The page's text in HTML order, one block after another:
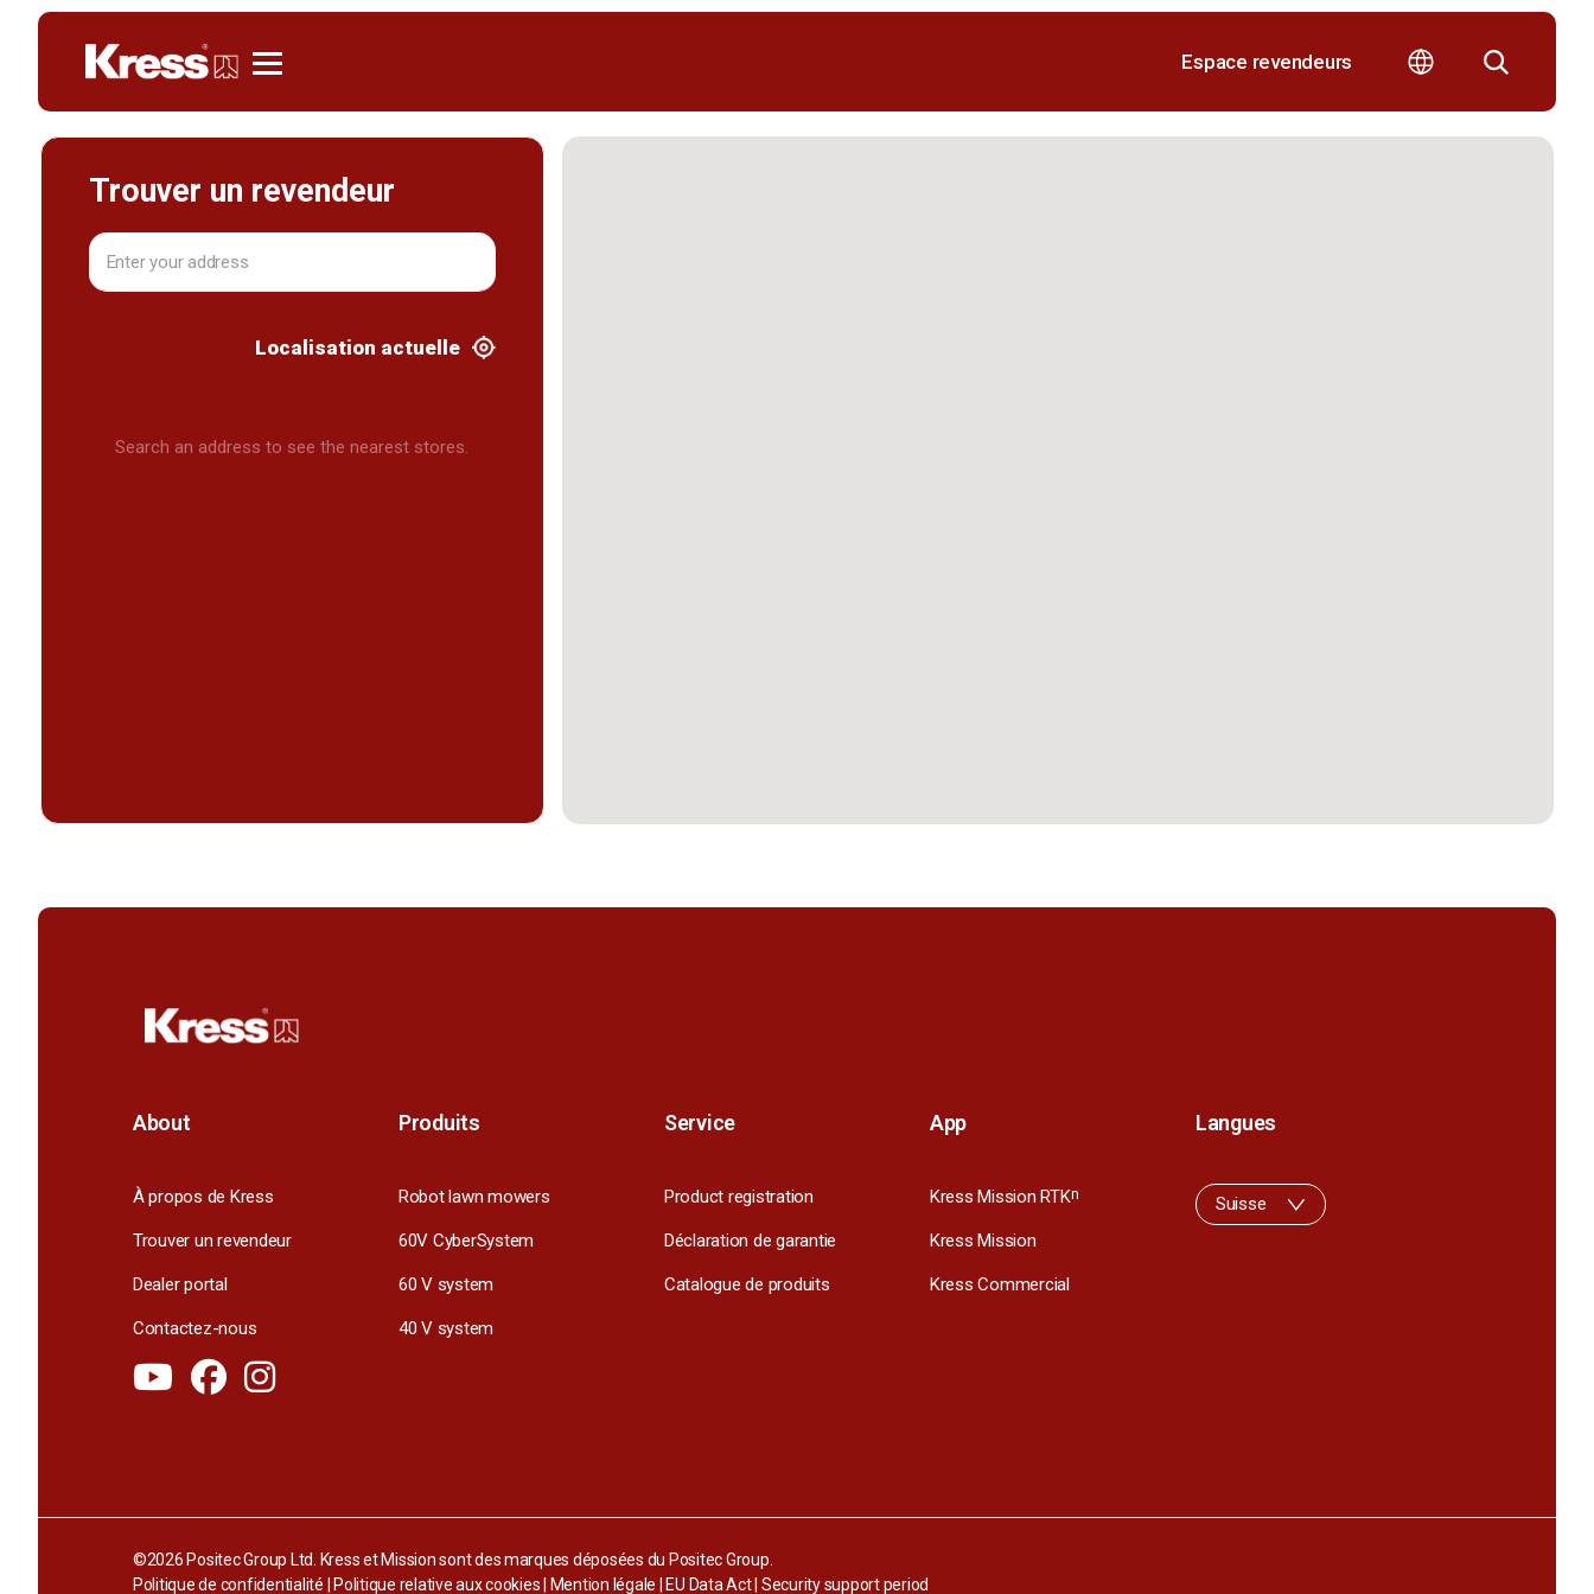
Espace revendeurs
Trouver un revendeur
Localisation actuelle
Search an address to see the nearest stores.
About
À propos de Kress
Trouver un revendeur
Dealer portal
Contactez-nous
Produits
Robot lawn mowers
60V CyberSystem
60 V system
40 V system
Service
Product registration
Déclaration de garantie
Catalogue de produits
App
Kress Mission RTKn
Kress Mission
Kress Commercial
Langues
Suisse
©2026 Positec Group Ltd. Kress et Mission sont des marques déposées du Positec Group.
Politique de confidentialité
Politique relative aux cookies Mention légale EU Data Act| Security support period